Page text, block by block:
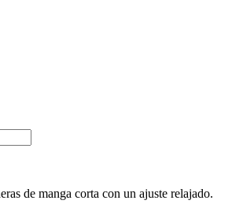
de manga corta con un ajuste relajado.